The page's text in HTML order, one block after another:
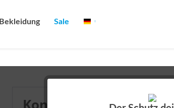
Bekleidung Sale Deutsch